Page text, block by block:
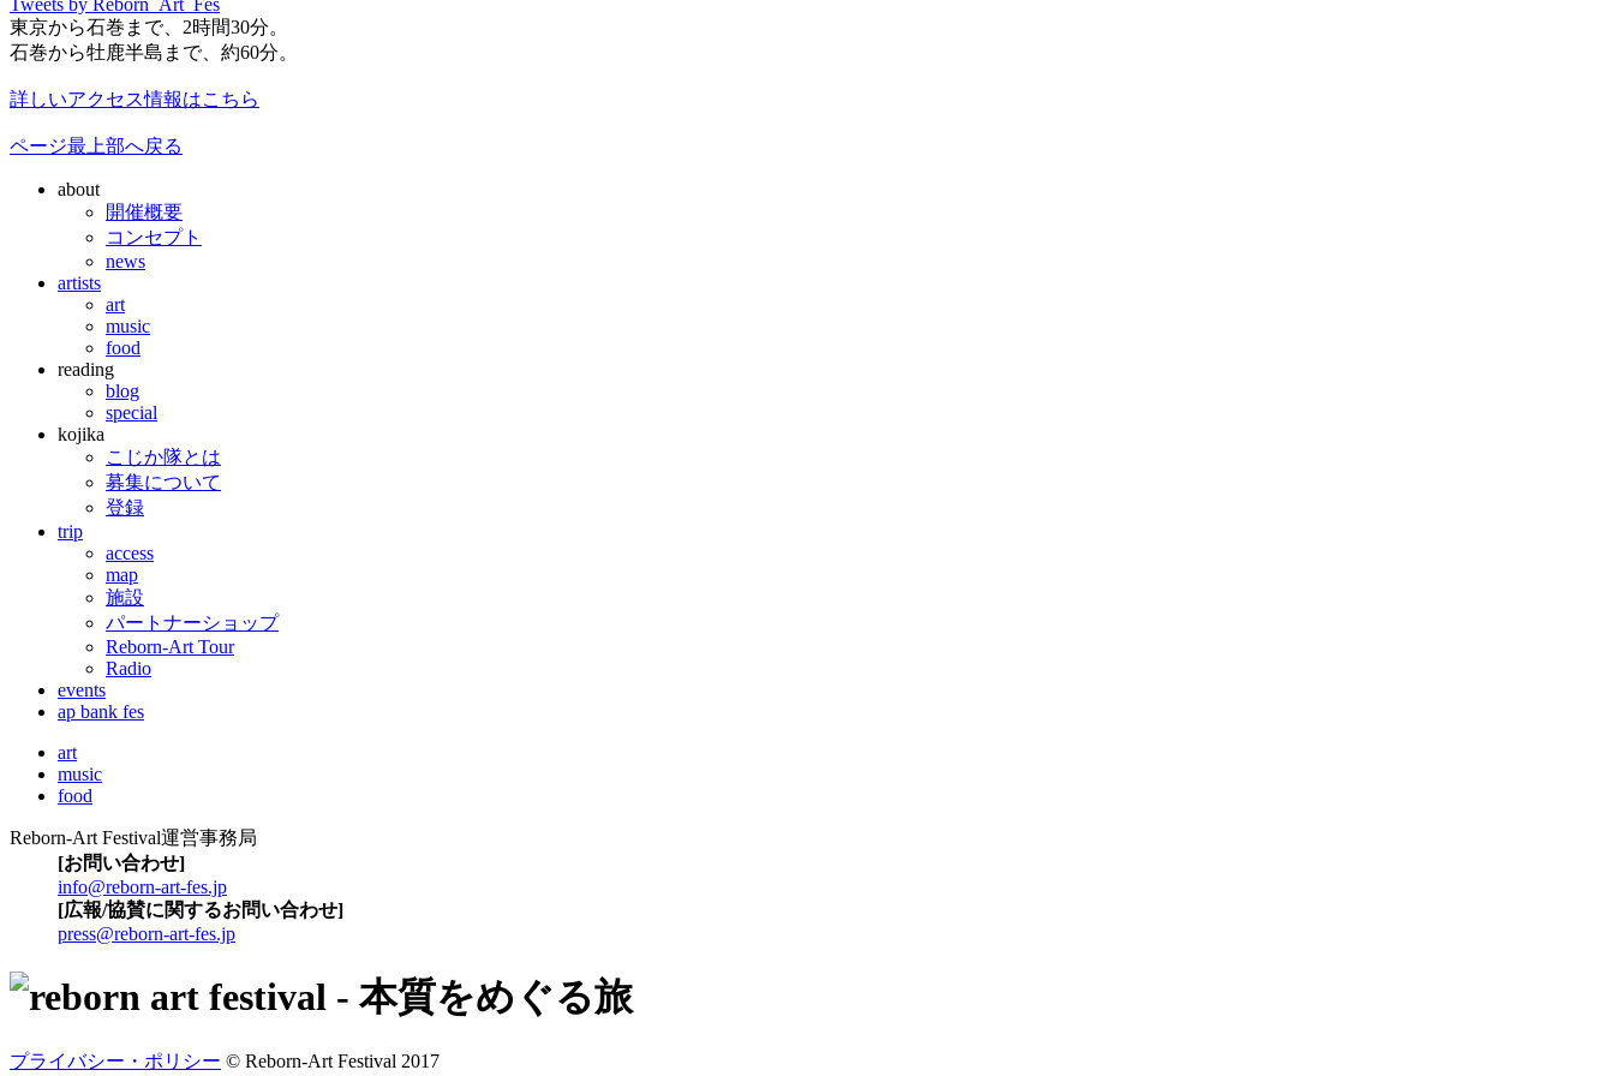
Tweets by Reborn_Art_Fes
東京から石巻まで、2時間30分。
石巻から牡鹿半島まで、約60分。
詳しいアクセス情報はこちら
ページ最上部へ戻る
about
開催概要
コンセプト
news
artists
art
music
food
reading
blog
special
kojika
こじか隊とは
募集について
登録
trip
access
map
施設
パートナーショップ
Reborn-Art Tour
Radio
events
ap bank fes
art
music
food
Reborn-Art Festival運営事務局
[お問い合わせ]
info@reborn-art-fes.jp
[広報/協賛に関するお問い合わせ]
press@reborn-art-fes.jp
プライバシー・ポリシー © Reborn-Art Festival 2017